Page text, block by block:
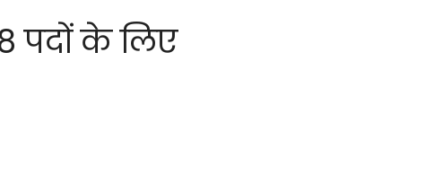
पदों के लिए